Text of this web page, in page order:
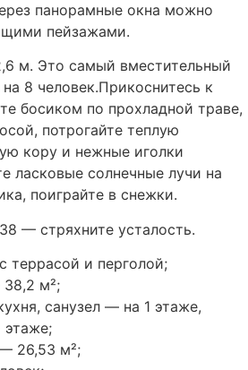
панорамные окна можно
пейзажами.
м. Это самый вместительный
8 человек.Прикоснитесь к
босиком по прохладной траве,
потрогайте теплую
кору и нежные иголки
ласковые солнечные лучи на
поиграйте в снежки.
— стряхните усталость.
и перголой;
м²;
санузел — на 1 этаже,
этаже;
26,53 м²;